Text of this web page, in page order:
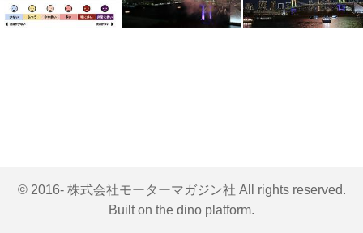
© 2016- 株式会社モーターマガジン社 All rights reserved.
Built on the dino platform.